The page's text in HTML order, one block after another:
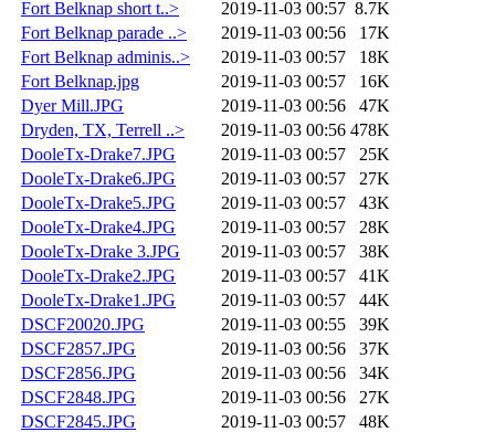
Fort Belknap short t..> 2019-11-03 00:57 8.7K
Fort Belknap parade ..>
2019-11-03 00:56
17K
Fort Belknap adminis..>
2019-11-03 00:57
18K
Fort Belknap.jpg
2019-11-03 00:57
16K
Dyer Mill.JPG
2019-11-03 00:56
47K
Dryden, TX, Terrell ..>
2019-11-03 00:56 478K
DooleTx-Drake7.JPG
2019-11-03 00:57
25K
DooleTx-Drake6.JPG
2019-11-03 00:57
27K
DooleTx-Drake5.JPG
2019-11-03 00:57
43K
DooleTx-Drake4.JPG
2019-11-03 00:57
28K
DooleTx-Drake 3.JPG
2019-11-03 00:57
38K
DooleTx-Drake2.JPG
2019-11-03 00:57
41K
DooleTx-Drake1.JPG
2019-11-03 00:57
44K
DSCF20020.JPG
2019-11-03 00:55
39K
DSCF2857.JPG
2019-11-03 00:56
37K
DSCF2856.JPG
2019-11-03 00:56
34K
DSCF2848.JPG
2019-11-03 00:56
27K
DSCF2845.JPG
2019-11-03 00:57
48K